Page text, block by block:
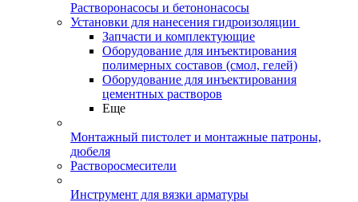
Растворонасосы и бетононасосы
Установки для нанесения гидроизоляции
Запчасти и комплектующие
Оборудование для инъектирования
полимерных составов (смол, гелей)
Оборудование для инъектирования
цементных растворов
Еще
Монтажный пистолет и монтажные патроны,
дюбеля
Растворосмесители
Инструмент для вязки арматуры